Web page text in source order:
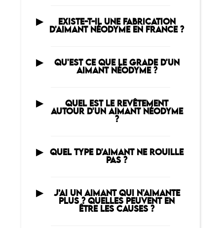
EXISTE-T-IL UNE FABRICATION
D'AIMANT NÉODYME EN FRANCE ?
QU'EST CE QUE LE GRADE D'UN
AIMANT NÉODYME ?
QUEL EST LE REVÊTEMENT
AUTOUR D'UN AIMANT NÉODYME
?
QUEL TYPE D'AIMANT NE ROUILLE
PAS ?
J’AI UN AIMANT QUI N'AIMANTE
PLUS ? QUELLES PEUVENT EN
ÊTRE LES CAUSES ?